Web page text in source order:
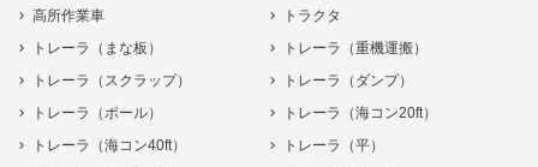
高所作業車
トラクタ
トレーラ（まな板）
トレーラ（重機運搬）
トレーラ（スクラップ）
トレーラ（ダンプ）
トレーラ（ポール）
トレーラ（海コン20ft）
トレーラ（海コン40ft）
トレーラ（平）